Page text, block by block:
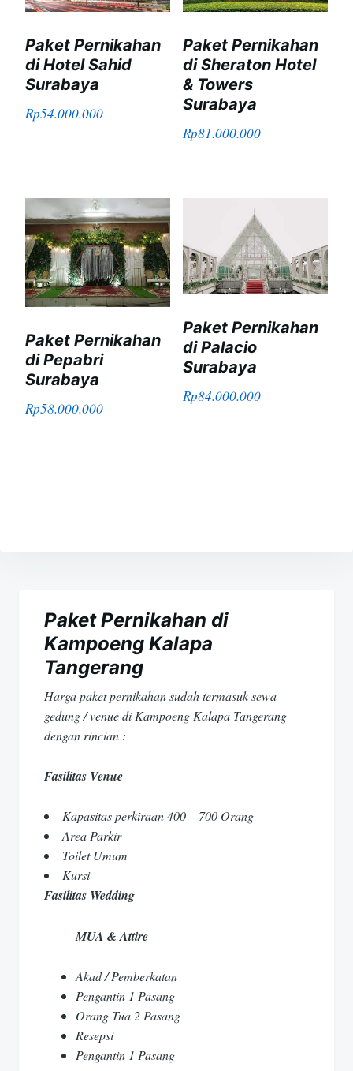
Paket Pernikahan
di Hotel Sahid
Surabaya
Rp54.000.000
Paket Pernikahan
di Sheraton Hotel
& Towers
Surabaya
Rp81.000.000
Paket Pernikahan
di Pepabri
Surabaya
Rp58.000.000
Paket Pernikahan
di Palacio
Surabaya
Rp84.000.000
posPaket Pernikahan di
Kampoeng Kalapa
Tangerang
Harga paket pernikahan sudah termasuk sewa
gedung / venue di Kampoeng Kalapa Tangerang
dengan rincian :
Fasilitas Venue
Kapasitas perkiraan 400 – 700 Orang
Area Parkir
Toilet Umum
Kursi
Fasilitas Wedding
MUA & Attire
Akad / Pemberkatan
Pengantin 1 Pasang
Orang Tua 2 Pasang
Resepsi
Pengantin 1 Pasang